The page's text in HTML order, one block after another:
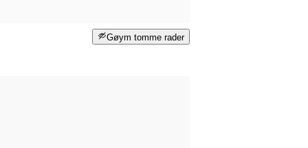
Gøym tomme rader